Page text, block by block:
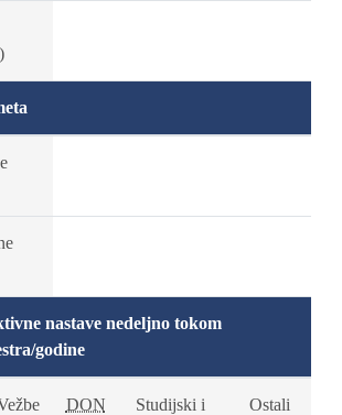
nastave nedeljno tokom
godine
DON
Studijski i
Ostali